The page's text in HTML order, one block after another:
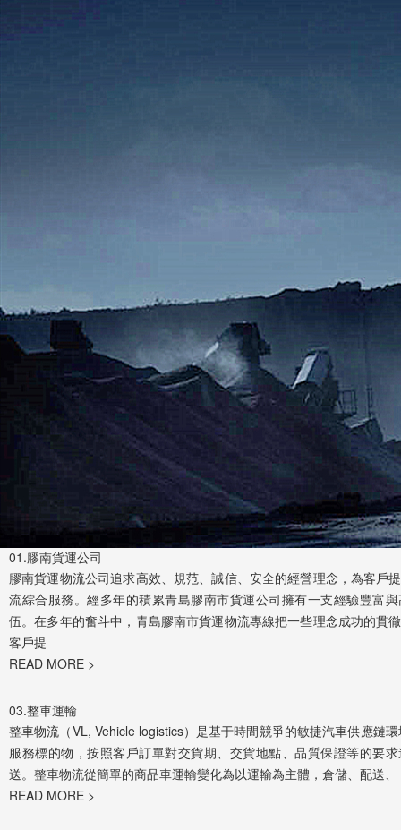
01.膠南貨運公司
膠南貨運物流公司追求高效、規范、誠信、安全的經營理念，為客戶
流綜合服務。經多年的積累青島膠南市貨運公司擁有一支經驗豐富
伍。在多年的奮斗中，青島膠南市貨運物流專線把一些理念成功的貫
客戶提
READ MORE >
03.整車運輸
整車物流（VL, Vehicle logistics）是基于時間競爭的敏捷汽車供應鏈
服務標的物，按照客戶訂單對交貨期、交貨地點、品質保證等的要
送。整車物流從簡單的商品車運輸變化為以運輸為主體，倉儲、配送、
READ MORE >